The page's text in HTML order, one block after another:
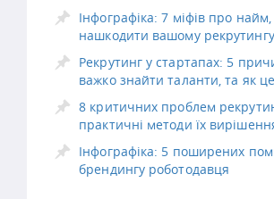
Інфографіка: 7 міфів про
нашкодити вашому рекрутингу
Рекрутинг у стартапах: 5
важко знайти таланти, та як
8 критичних проблем
практичні методи їх
Інфографіка: 5 поширених
брендингу роботодавця